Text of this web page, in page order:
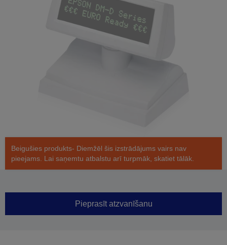
Beigušies produkts- Diemžēl šis izstrādājums vairs nav
pieejams. Lai saņemtu atbalstu arī turpmāk, skatiet tālāk.
Pieprasīt atzvanīšanu